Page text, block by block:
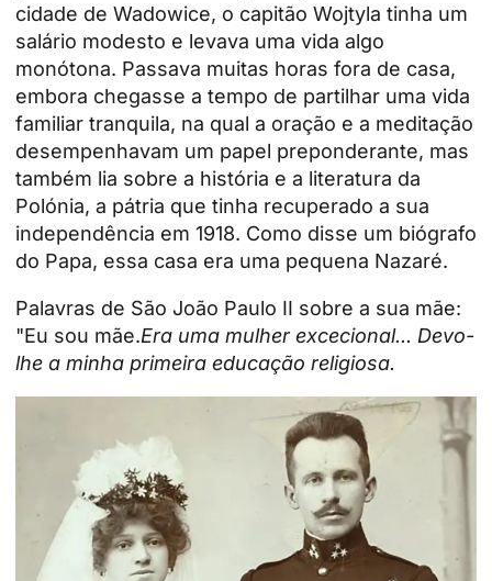
cidade de Wadowice, o capitão Wojtyla tinha um
salário modesto e levava uma vida algo
monótona. Passava muitas horas fora de casa,
embora chegasse a tempo de partilhar uma vida
familiar tranquila, na qual a oração e a meditação
desempenhavam um papel preponderante, mas
também lia sobre a história e a literatura da
Polónia, a pátria que tinha recuperado a sua
independência em 1918. Como disse um biógrafo
do Papa, essa casa era uma pequena Nazaré.
Palavras de São João Paulo II sobre a sua mãe:
"Eu sou mãe.Era uma mulher excecional... Devo-
lhe a minha primeira educação religiosa.